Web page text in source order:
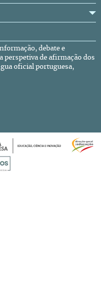
debate e
perspetiva de afirmação dos
oficial portuguesa,